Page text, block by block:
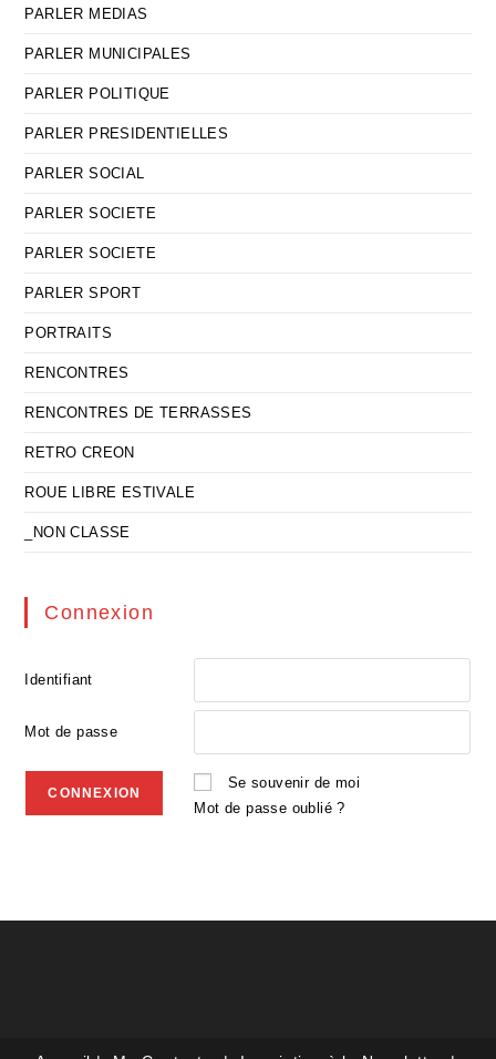
PARLER MEDIAS
PARLER MUNICIPALES
PARLER POLITIQUE
PARLER PRESIDENTIELLES
PARLER SOCIAL
PARLER SOCIETE
PARLER SOCIETE
PARLER SPORT
PORTRAITS
RENCONTRES
RENCONTRES DE TERRASSES
RETRO CREON
ROUE LIBRE ESTIVALE
_NON CLASSE
Connexion
Identifiant
Mot de passe
Se souvenir de moi
Mot de passe oublié ?